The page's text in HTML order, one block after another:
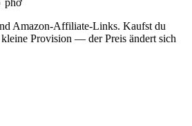
phở
Amazon-Affiliate-Links. Kaufst du
Provision — der Preis ändert sich